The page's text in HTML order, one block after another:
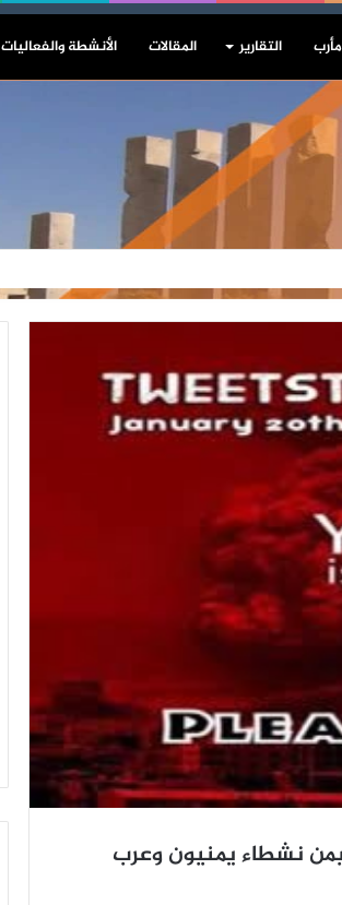
التقارير المقالات الأنشطة والفعاليات
نشطاء يمنيون وعرب